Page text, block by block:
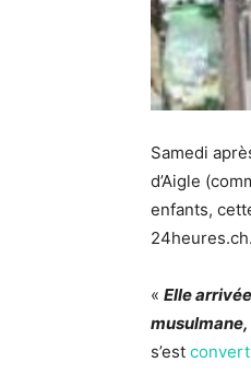
Samedi
d’Aigle
enfants,
24heures.ch.
« Elle
musulmane,
s’est